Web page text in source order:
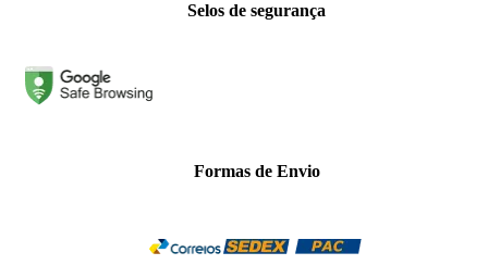
Selos de segurança
Formas de Envio